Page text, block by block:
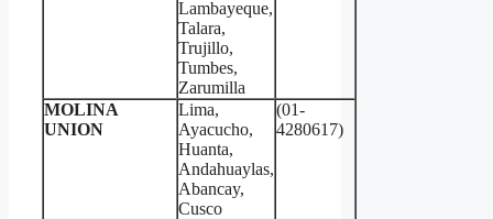
Lambayeque,
Talara,
Trujillo,
Tumbes,
Zarumilla
MOLINA
UNION
Lima,
Ayacucho,
Huanta,
Andahuaylas,
Abancay,
Cusco
(01-
4280617)